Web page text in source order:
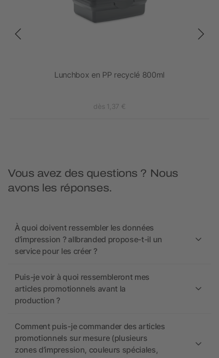
Lunchbox en PP recyclé 800ml
dès 1,37 €
Vous avez des questions ? Nous
avons les réponses.
À quoi doivent ressembler les données
d’impression ? allbranded propose-t-il un
service pour les créer ?
Puis-je voir à quoi ressembleront mes
articles promotionnels avant la
production ?
Comment puis-je commander des articles
promotionnels sur mesure (plusieurs
zones d’impression, couleurs spéciales,